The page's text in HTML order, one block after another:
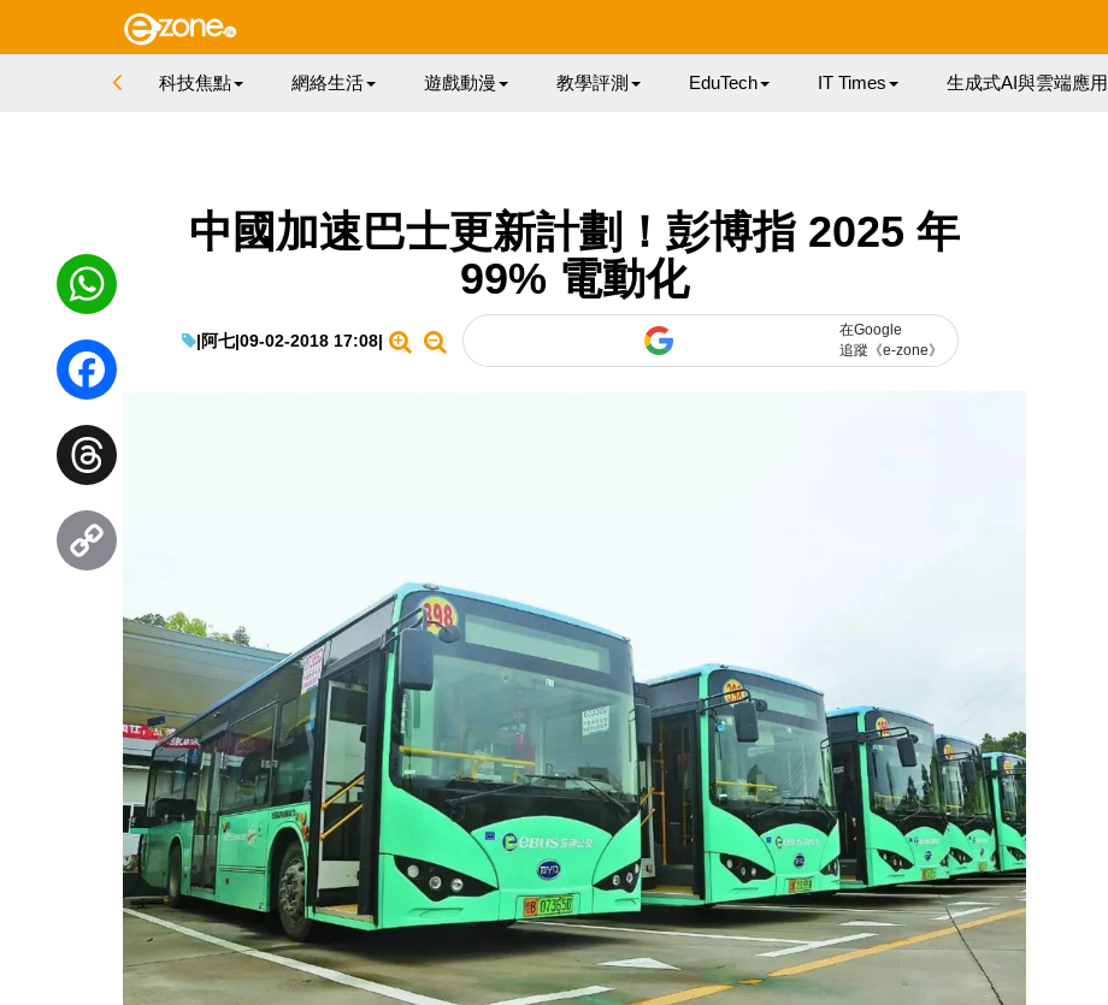
科技焦點 網絡生活 遊戲動漫 教學評測 EduTech IT Times 生成式AI與雲端應用
中國加速巴士更新計劃！彭博指 2025 年
99% 電動化
|阿七|09-02-2018 17:08|
在Google
追蹤《e-zone》
WhatsApp
Facebook
Threads